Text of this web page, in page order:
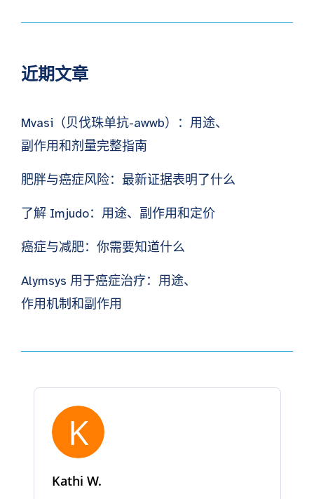
近期文章
Mvasi（贝伐珠单抗-awwb）：用途、
副作用和剂量完整指南
肥胖与癌症风险：最新证据表明了什么
了解 Imjudo：用途、副作用和定价
癌症与减肥：你需要知道什么
Alymsys 用于癌症治疗：用途、
作用机制和副作用